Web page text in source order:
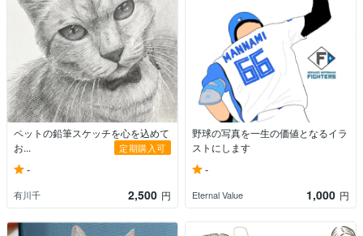
ペットの鉛筆スケッチを心を込めて
お...
定期購入可
-
有川千 2,500 円
野球の写真を一生の価値となるイラ
ストにします
-
Eternal Value 1,000 円